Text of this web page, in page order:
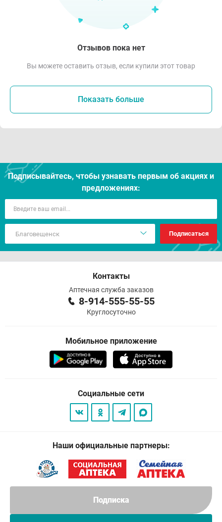
Подписка
Отзывов пока нет
Вы можете оставить отзыв, если купили этот товар
Показать больше
Подписывайтесь, чтобы узнавать первым об акцияx и
предложениях:
Подписаться
Контакты
Аптечная служба заказов
8-914-555-55-55
Круглосуточно
Мобильное приложение
Социальные сети
Наши официальные партнеры: